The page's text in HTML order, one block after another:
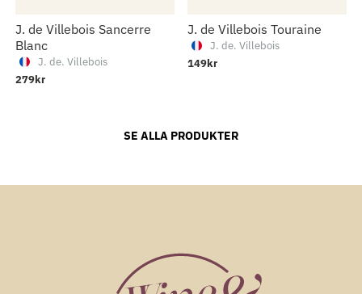
J. de Villebois Sancerre
Blanc
J. de. Villebois
279kr
J. de Villebois Touraine
J. de. Villebois
149kr
J. de Villebois Sancerre
399kr
279kr
SE ALLA PRODUKTER